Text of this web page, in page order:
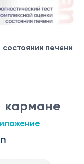
состоянии печени
кармане